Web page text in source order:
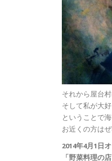
それから屋台
そして私が大
ということで
お近くの方は
2014年4月1日
「野菜料理の